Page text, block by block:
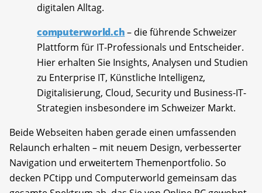
digitalen Alltag.
computerworld.ch– die führende Schweizer
Plattform für IT-Professionals und Entscheider.
Hier erhalten Sie Insights, Analysen und Studien
zu Enterprise IT, Künstliche Intelligenz,
Digitalisierung, Cloud, Security und Business-IT-
Strategien insbesondere im Schweizer Markt.
Beide Webseiten haben gerade einen umfassenden
Relaunch erhalten – mit neuem Design, verbesserter
Navigation und erweitertem Themenportfolio. So
decken PCtipp und Computerworld gemeinsam das